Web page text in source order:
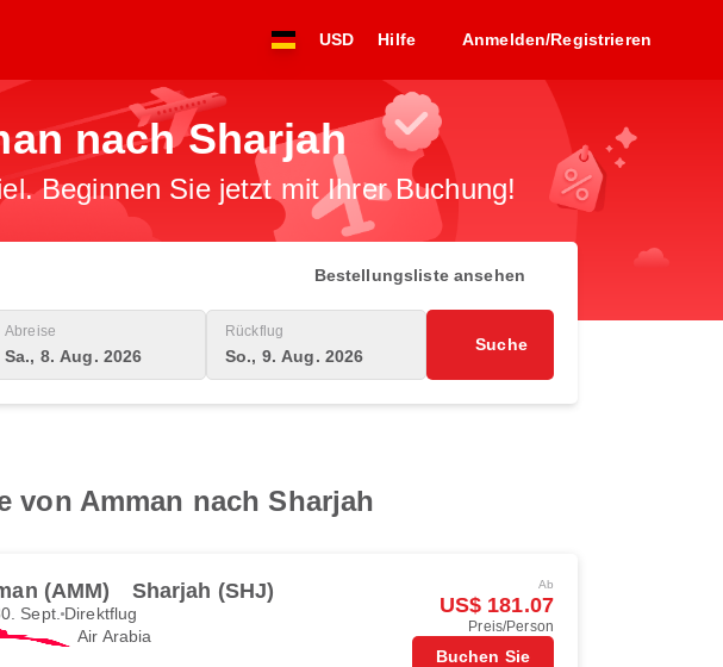
USD Hilfe Anmelden/Registrieren
nach Sharjah
Beginnen Sie jetzt mit Ihrer Buchung!
Bestellungsliste ansehen
Abreise
Sa., 8. Aug. 2026
Rückflug
So., 9. Aug. 2026
Suche
von Amman nach Sharjah
(AMM) Sharjah (SHJ)
Sept. Direktflug
Air Arabia
Ab
US$ 181.07
Preis/Person
Buchen Sie